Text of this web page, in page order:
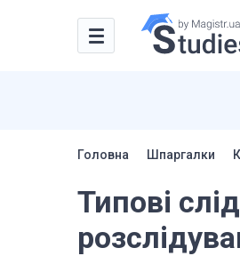
Головна Шпаргалки
Типові